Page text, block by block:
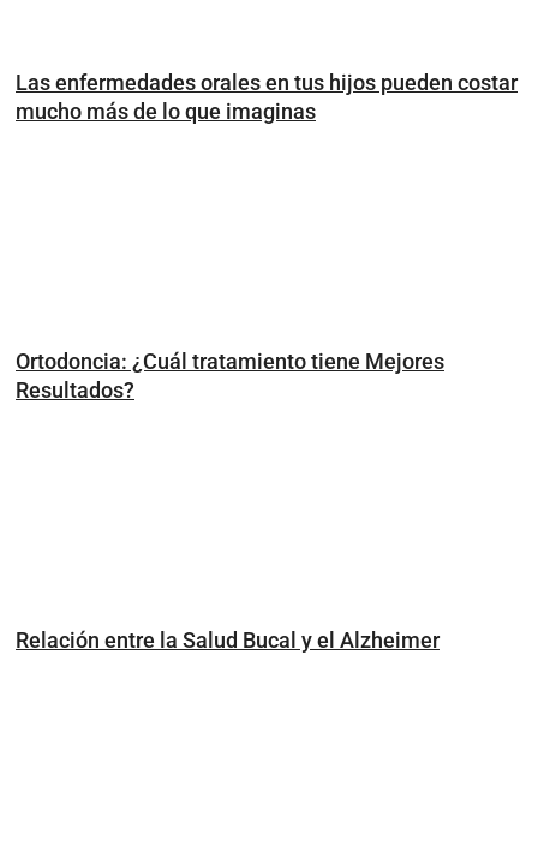
Las enfermedades orales en tus hijos pueden costar
mucho más de lo que imaginas
Ortodoncia: ¿Cuál tratamiento tiene Mejores
Resultados?
Relación entre la Salud Bucal y el Alzheimer